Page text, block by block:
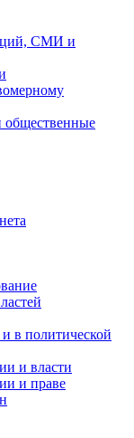
СМИ и
общественные
в политической
и власти
и праве